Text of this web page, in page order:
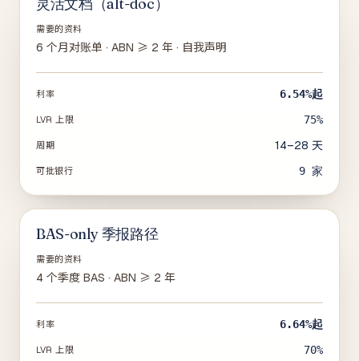
需要的资料
6 个月对账单 · ABN ≥ 2 年 · 自我声明
利率 6.54%起
LVR 上限 75%
周期 14–28 天
可批银行 9 家
BAS-only 季报路径
需要的资料
4 个季度 BAS · ABN ≥ 2 年
利率 6.64%起
LVR 上限 70%